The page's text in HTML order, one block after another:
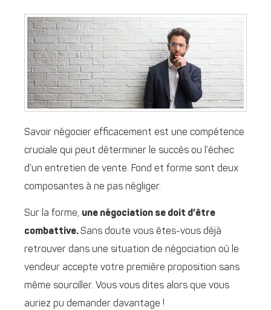
Savoir négocier efficacement est une compétence
cruciale qui peut déterminer le succès ou l’échec
d’un entretien de vente. Fond et forme sont deux
composantes à ne pas négliger.
Sur la forme, une négociation se doit d’être
combattive.Sans doute vous êtes-vous déjà
retrouver dans une situation de négociation où le
vendeur accepte votre première proposition sans
même sourciller. Vous vous dites alors que vous
auriez pu demander davantage !